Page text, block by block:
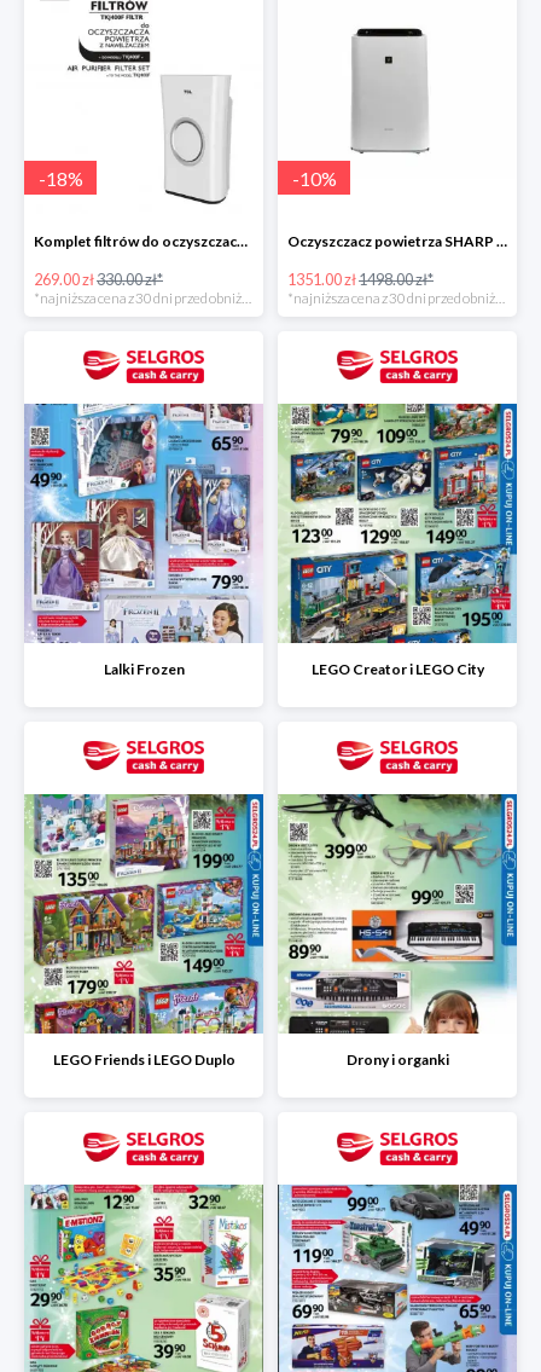
-18%
Komplet filtrów do oczyszczacza TCL TKJ400F -19%
269.00 zł330.00 zł*
-10%
Oczyszczacz powietrza SHARP KC-D40EU-W -10%
1351.00 zł1498.00 zł*
Lalki Frozen LEGO Creator i LEGO City
LEGO Friends i LEGO Duplo Drony i organki